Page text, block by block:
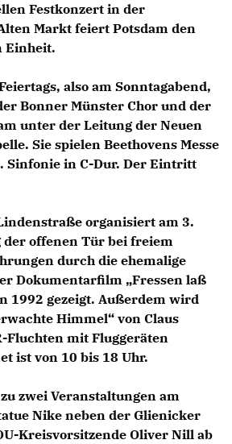
Festkonzert in der
Markt feiert Potsdam den
Einheit.
also am Sonntagabend,
Bonner Münster Chor und der
unter der Leitung der Neuen
Sie spielen Beethovens Messe
Sinfonie in C-Dur. Der Eintritt
organisiert am 3.
der offenen Tür bei freiem
durch die ehemalige
Dokumentarfilm „Fressen laß
1992 gezeigt. Außerdem wird
Himmel“ von Claus
Fluchten mit Fluggeräten
ist von 10 bis 18 Uhr.
zwei Veranstaltungen am
Nike neben der Glienicker
Kreisvorsitzende Oliver Nill ab